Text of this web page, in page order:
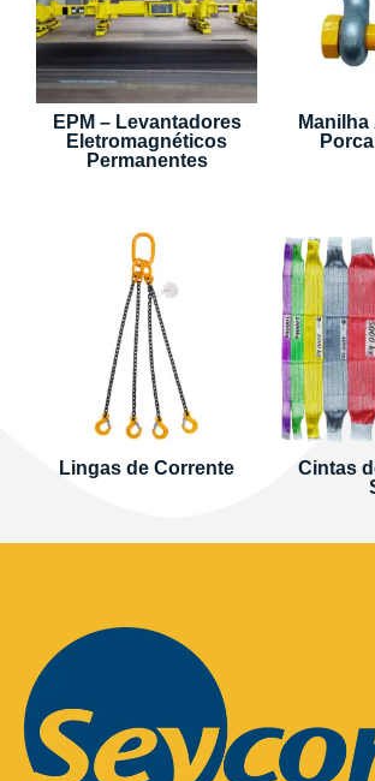
EPM – Levantadores
Eletromagnéticos
Permanentes
Lingas de Corrente
Cintas